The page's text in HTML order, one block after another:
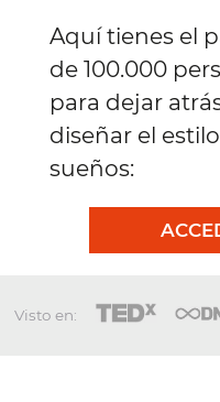
Aquí tienes el
de 100.000
para dejar
diseñar el
sueños:
Visto en: